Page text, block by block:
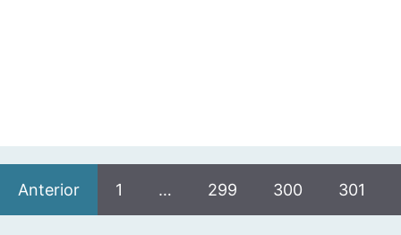
Anterior 1 … 299 300 301